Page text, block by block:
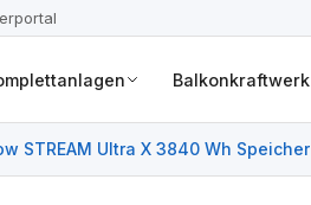
Balkonkraftwerk
STREAM Ultra X 3840 Wh Speicher